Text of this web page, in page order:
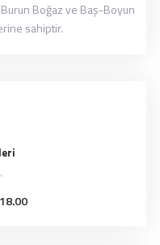
Boğaz ve Baş-Boyun
sahiptir.